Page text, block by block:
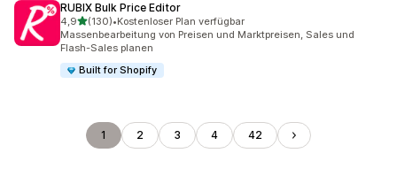
RUBIX Bulk Price Editor
4,9von 5 Sternen
(130)
130 Rezensionen insgesamt
•Kostenloser Plan verfügbar
Massenbearbeitung von Preisen und Marktpreisen, Sales und
Flash-Sales planen
Built for Shopify
1 2 3 4 42